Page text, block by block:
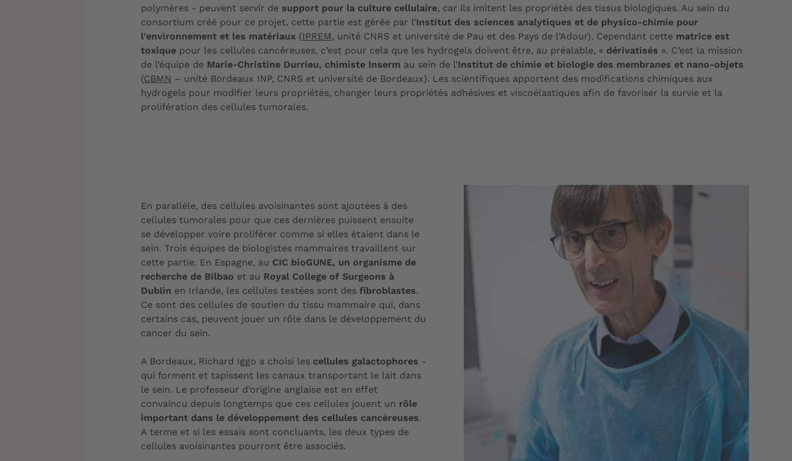
polymères - peuvent servir de support pour la culture cellulaire, car ils imitent les propriétés des tissus biologiques. Au sein du
consortium créé pour ce projet, cette partie est gérée par l’Institut des sciences analytiques et de physico-chimie pour
l'environnement et les matériaux (IPREM, unité CNRS et université de Pau et des Pays de l'Adour). Cependant cette matrice est
toxique pour les cellules cancéreuses, c’est pour cela que les hydrogels doivent être, au préalable, « dérivatisés ». C’est la mission
de l’équipe de Marie-Christine Durrieu, chimiste Inserm au sein de l’Institut de chimie et biologie des membranes et nano-objets
(CBMN – unité Bordeaux INP, CNRS et université de Bordeaux). Les scientifiques apportent des modifications chimiques aux
hydrogels pour modifier leurs propriétés, changer leurs propriétés adhésives et viscoélastiques afin de favoriser la survie et la
prolifération des cellules tumorales.
En parallèle, des cellules avoisinantes sont ajoutées à des
cellules tumorales pour que ces dernières puissent ensuite
se développer voire proliférer comme si elles étaient dans le
sein. Trois équipes de biologistes mammaires travaillent sur
cette partie. En Espagne, au CIC bioGUNE, un organisme de
recherche de Bilbao et au Royal College of Surgeons à
Dublin en Irlande, les cellules testées sont des fibroblastes.
Ce sont des cellules de soutien du tissu mammaire qui, dans
certains cas, peuvent jouer un rôle dans le développement du
cancer du sein.
A Bordeaux, Richard Iggo a choisi les cellules galactophores -
qui forment et tapissent les canaux transportant le lait dans
le sein. Le professeur d’origine anglaise est en effet
convaincu depuis longtemps que ces cellules jouent un rôle
important dans le développement des cellules cancéreuses.
A terme et si les essais sont concluants, les deux types de
cellules avoisinantes pourront être associés.